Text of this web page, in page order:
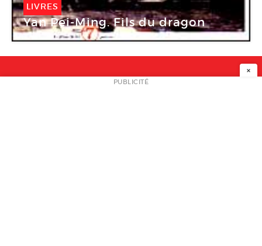
LIVRES
Yan Pei-Ming. Fils du dragon
NEWSLETTER
×
PUBLICITÉ